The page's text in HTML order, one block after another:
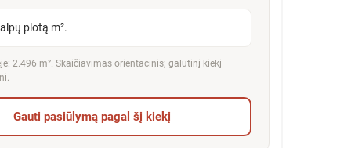
plotą m².
2.496 m². Skaičiavimas orientacinis; galutinį kiekį
Gauti pasiūlymą pagal šį kiekį